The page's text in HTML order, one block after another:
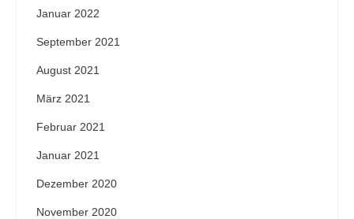
Januar 2022
September 2021
August 2021
März 2021
Februar 2021
Januar 2021
Dezember 2020
November 2020